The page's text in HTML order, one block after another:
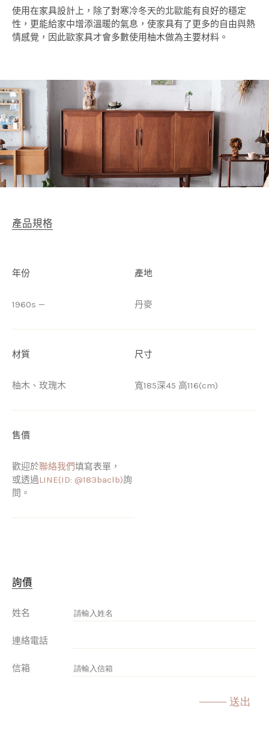
使用在家具設計上，除了對寒冷冬天的北歐能有良好的穩定
性，更能給家中增添溫暖的氣息，使家具有了更多的自由與熱
情感覺，因此歐家具才會多數使用柚木做為主要材料。
產品規格
年份
1960s —
產地
丹麥
材質
柚木、玫瑰木
尺寸
寬185深45 高116(cm)
售價
歡迎於聯絡我們填寫表單，
或透過LINE(ID: @183baclb)詢
問。
詢價
姓名
連絡電話
信箱
送出